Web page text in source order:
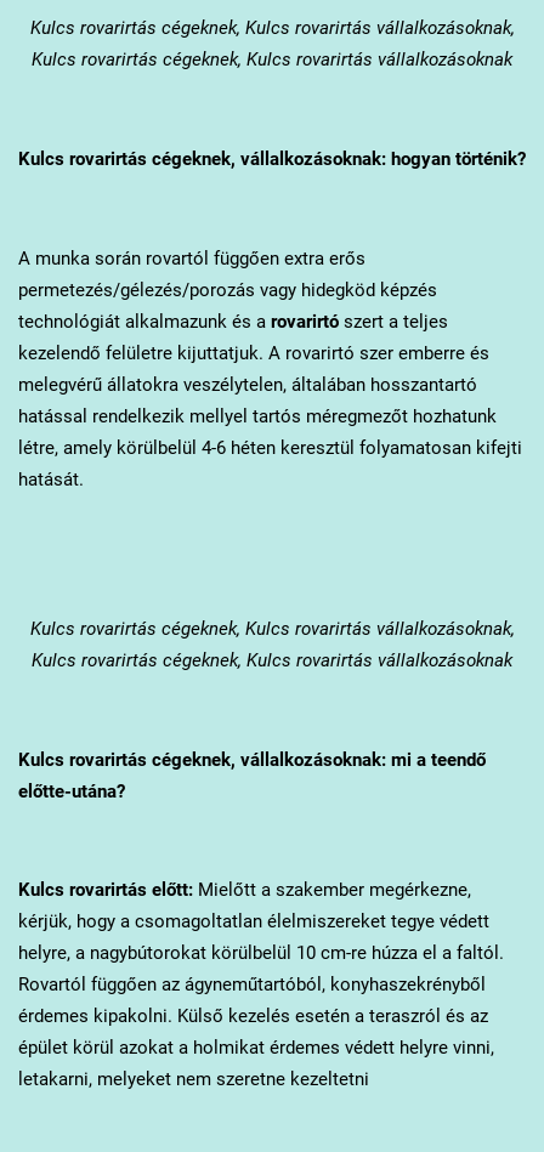
Kulcs rovarirtás cégeknek, Kulcs rovarirtás vállalkozásoknak,
Kulcs rovarirtás cégeknek, Kulcs rovarirtás vállalkozásoknak
Kulcsrovarirtás cégeknek, vállalkozásoknak: hogyan történik?
A munka során rovartól függően extra erős
permetezés/gélezés/porozás vagy hidegköd képzés
technológiát alkalmazunk és a rovarirtószert a teljes
kezelendő felületre kijuttatjuk. A rovarirtó szer emberre és
melegvérű állatokra veszélytelen, általában hosszantartó
hatással rendelkezik mellyel tartós méregmezőt hozhatunk
létre, amely körülbelül 4-6 héten keresztül folyamatosan kifejti
hatását.
Kulcs rovarirtás cégeknek, Kulcs rovarirtás vállalkozásoknak,
Kulcs rovarirtás cégeknek, Kulcs rovarirtás vállalkozásoknak
Kulcsrovarirtás cégeknek, vállalkozásoknak: mi a teendő
előtte-utána?
Kulcsrovarirtás előtt:Mielőtt a szakember megérkezne,
kérjük, hogy a csomagoltatlan élelmiszereket tegye védett
helyre, a nagybútorokat körülbelül 10 cm-re húzza el a faltól.
Rovartól függően az ágyneműtartóból, konyhaszekrényből
érdemes kipakolni. Külső kezelés esetén a teraszról és az
épület körül azokat a holmikat érdemes védett helyre vinni,
letakarni, melyeket nem szeretne kezeltetni